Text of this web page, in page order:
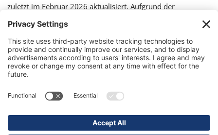
zuletzt im Februar 2026 aktualisiert. Aufgrund der
angebotenen Angebote oder aufgrund geänderter
gesetzlicher bzw. behördlicher Vorgaben kann es
erforderlich werden, diese Datenschutzhinweise zu ändern.
Die aktuellen Datenschutzhinweise können Sie jederzeit auf
der Website einsehen und ausdrucken.